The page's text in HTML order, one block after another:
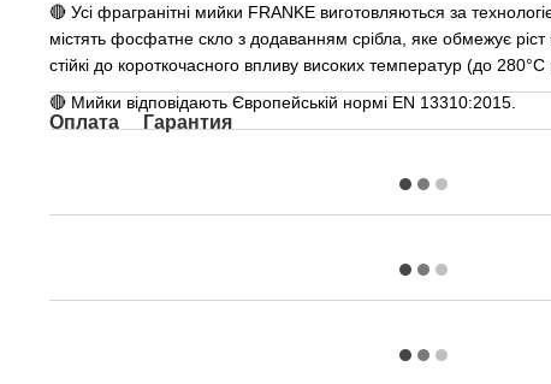
🔴 Усі фрагранітні мийки FRANKE виготовляються за
містять фосфатне скло з додаванням срібла, яке обмежує
стійкі до короткочасного впливу високих температур (до
🔴 Мийки відповідають Європейській нормі EN 13310:2015.
Оплата Гарантия